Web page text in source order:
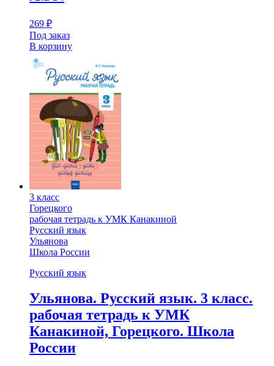
269 ₽
Под заказ
В корзину
3 класс
Горецкого
рабочая тетрадь к УМК Канакиной
Русский язык
Ульянова
Школа России
Русский язык
Ульянова. Русский язык. 3 класс.
рабочая тетрадь к УМК
Канакиной, Горецкого. Школа
России